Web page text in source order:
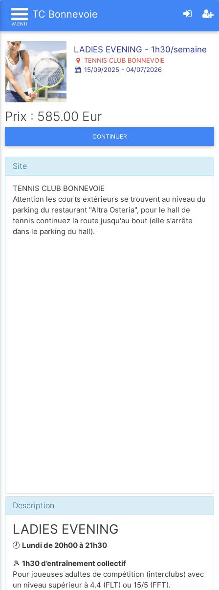
TC Bonnevoie
LADIES EVENING - 1h30/semaine
TENNIS CLUB BONNEVOIE
15/09/2025 - 04/07/2026
Prix : 585.00 Eur
CONTINUER
Site
TENNIS CLUB BONNEVOIE
Attention les courts extérieurs se trouvent au niveau du
parking du restaurant "Altra Osteria", pour le hall de
tennis continuez la route jusqu'au bout (elle s'arrête
dans le parking du hall).
Description
LADIES EVENING
🕗 Lundi de 20h00 à 21h30
🎾 1h30 d’entraînement collectif
Pour joueuses adultes de compétition (interclubs) avec
un niveau supérieur à 4.4 (FLT) ou 15/5 (FFT).